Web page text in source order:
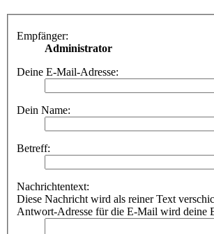
Empfänger:
Administrator
Deine E-Mail-Adresse:
Dein Name:
Betreff:
Nachrichtentext:
Diese Nachricht wird als reiner Text
Antwort-Adresse für die E-Mail wird deine